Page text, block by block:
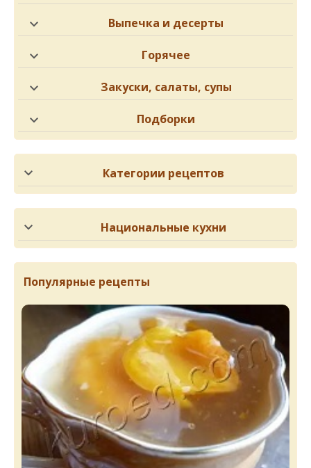
Выпечка и десерты
Горячее
Закуски, салаты, супы
Подборки
Категории рецептов
Национальные кухни
Популярные рецепты